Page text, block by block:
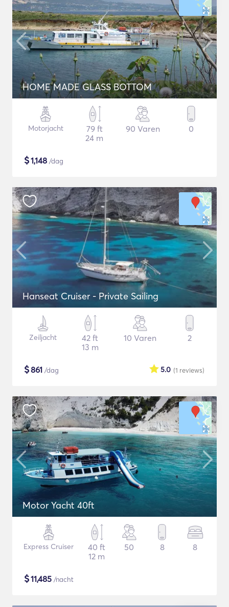
HOME MADE GLASS BOTTOM
Motorjacht
79 ft
24 m
90 Varen 0
$1,148 /dag
Hanseat Cruiser - Private Sailing
Zeiljacht
42 ft
13 m
10 Varen 2
$861 /dag (1 reviews)
5.0
Motor Yacht 40ft
Express Cruiser
40 ft
12 m
50 8 8
$11,485 /nacht